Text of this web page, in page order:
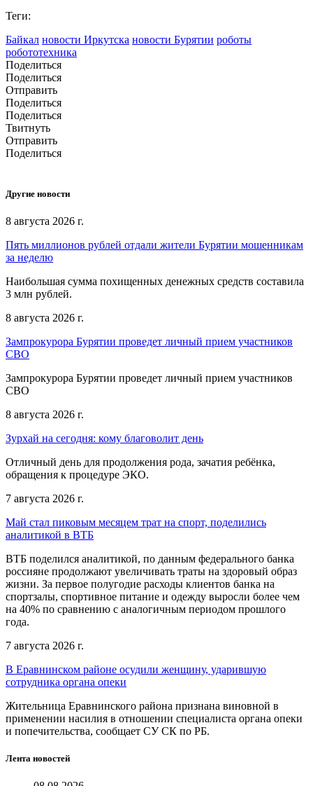
Теги:
Байкал новости Иркутска новости Бурятии роботы
робототехника
Поделиться
Поделиться
Отправить
Поделиться
Поделиться
Твитнуть
Отправить
Поделиться
Другие новости
8 августа 2026 г.
Пять миллионов рублей отдали жители Бурятии мошенникам
за неделю
Наибольшая сумма похищенных денежных средств составила
3 млн рублей.
8 августа 2026 г.
Зампрокурора Бурятии проведет личный прием участников
СВО
Зампрокурора Бурятии проведет личный прием участников
СВО
8 августа 2026 г.
Зурхай на сегодня: кому благоволит день
Отличный день для продолжения рода, зачатия ребёнка,
обращения к процедуре ЭКО.
7 августа 2026 г.
Май стал пиковым месяцем трат на спорт, поделились
аналитикой в ВТБ
ВТБ поделился аналитикой, по данным федерального банка
россияне продолжают увеличивать траты на здоровый образ
жизни. За первое полугодие расходы клиентов банка на
спортзалы, спортивное питание и одежду выросли более чем
на 40% по сравнению с аналогичным периодом прошлого
года.
7 августа 2026 г.
В Еравнинском районе осудили женщину, ударившую
сотрудника органа опеки
Жительница Еравнинского района признана виновной в
применении насилия в отношении специалиста органа опеки
и попечительства, сообщает СУ СК по РБ.
Лента новостей